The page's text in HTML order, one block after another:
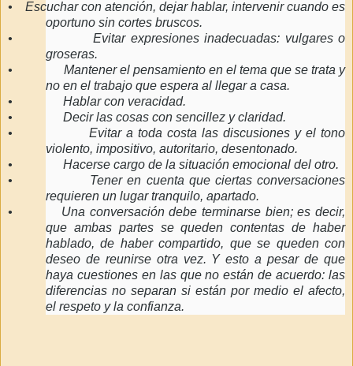
•
Escuchar con atención, dejar hablar, intervenir cuando es
oportuno sin cortes bruscos.
•
Evitar expresiones inadecuadas: vulgares o
groseras.
•
Mantener el pensamiento en el tema que se trata y
no en el trabajo que espera al llegar a casa.
•
Hablar con veracidad.
•
Decir las cosas con sencillez y claridad.
•
Evitar a toda costa las discusiones y el tono
violento, impositivo, autoritario, desentonado.
•
Hacerse cargo de la situación emocional del otro.
•
Tener en cuenta que ciertas conversaciones
requieren un lugar tranquilo, apartado.
•
Una conversación debe terminarse bien; es decir,
que ambas partes se queden contentas de haber
hablado, de haber compartido, que se queden con
deseo de reunirse otra vez. Y esto a pesar de que
haya cuestiones en las que no están de acuerdo: las
diferencias no separan si están por medio el afecto,
el respeto y la confianza.